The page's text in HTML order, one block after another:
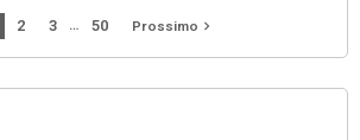
2 3 … 50 Prossimo navigate_next